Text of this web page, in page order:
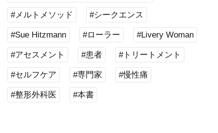
#メルトメソッド #シークエンス
#Sue Hitzmann #ローラー #Livery Woman
#アセスメント #患者 #トリートメント
#セルフケア #専門家 #慢性痛
#整形外科医 #本書